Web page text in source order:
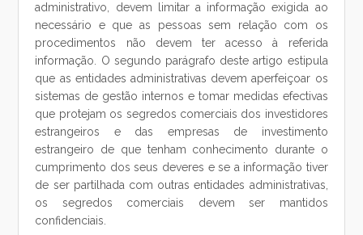
administrativo, devem limitar a informação exigida ao
necessário e que as pessoas sem relação com os
procedimentos não devem ter acesso à referida
informação. O segundo parágrafo deste artigo estipula
que as entidades administrativas devem aperfeiçoar os
sistemas de gestão internos e tomar medidas efectivas
que protejam os segredos comerciais dos investidores
estrangeiros e das empresas de investimento
estrangeiro de que tenham conhecimento durante o
cumprimento dos seus deveres e se a informação tiver
de ser partilhada com outras entidades administrativas,
os segredos comerciais devem ser mantidos
confidenciais.